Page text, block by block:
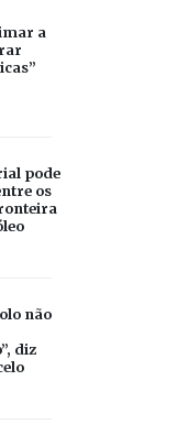
a
pode
os
não
diz